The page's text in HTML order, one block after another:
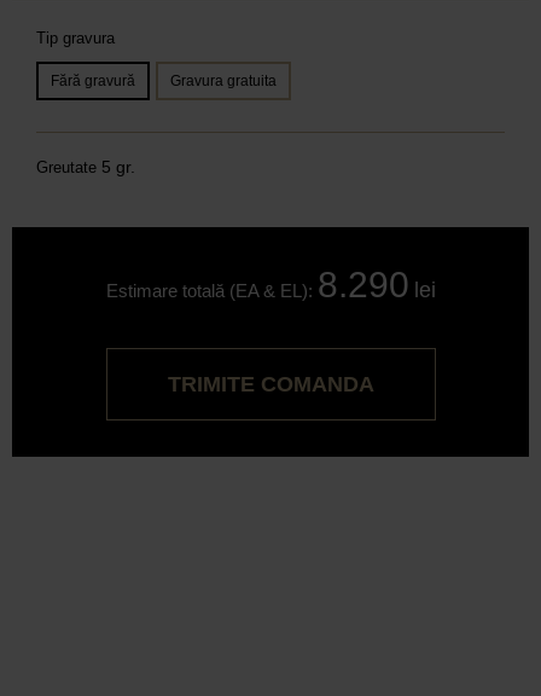
Tip gravura
Fără gravură Gravura gratuita
Greutate 5 gr.
Estimare totală (EA & EL): 8.290 lei
TRIMITE COMANDA